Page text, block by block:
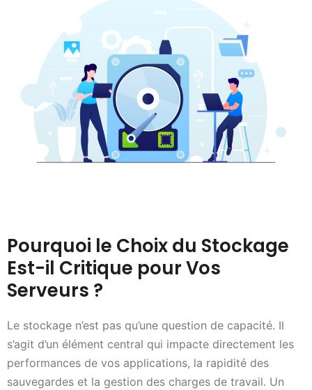
Pourquoi le Choix du Stockage
Est-il Critique pour Vos
Serveurs ?
Le stockage n’est pas qu’une question de capacité. Il
s’agit d’un élément central qui impacte directement les
performances de vos applications, la rapidité des
sauvegardes et la gestion des charges de travail. Un